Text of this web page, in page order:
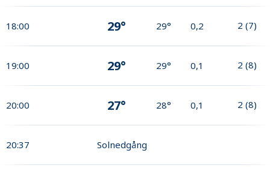
18:00 29° 29° 0,2 2 (7)
19:00 29° 29° 0,1 2 (8)
20:00 27° 28° 0,1 2 (8)
20:37 Solnedgång